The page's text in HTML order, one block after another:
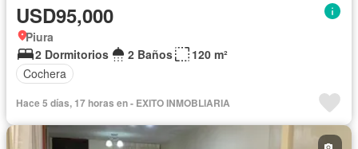
USD95,000
Piura
2 Dormitorios
2 Baños
120 m²
Cochera
Hace 5 días, 17 horas en - EXITO INMOBLIARIA